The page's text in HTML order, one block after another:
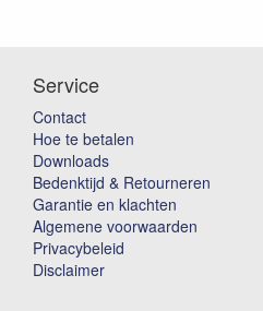
Service
Contact
Hoe te betalen
Downloads
Bedenktijd & Retourneren
Garantie en klachten
Algemene voorwaarden
Privacybeleid
Disclaimer